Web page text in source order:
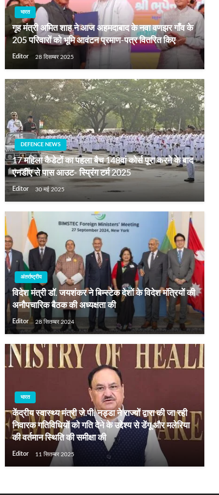
भारत
गृह मंत्री अमित शाह ने आज अहमदाबाद के नवा वणझर गाँव के
205 परिवारों को भूमि आवंटन प्रमाण-पत्र वितरित किए
Editor 28 दिसम्बर 2025
DEFENCE NEWS
17 महिला कैडेटों का पहला बैच 148वां कोर्स पूरा करने के बाद
एनडीए से पास आउट- स्प्रिंग टर्म 2025
Editor 30 मई 2025
अंतर्राष्ट्रीय
विदेश मंत्री डॉ. जयशंकर ने बिम्स्‍टेक देशों के विदेश मंत्रियों की
अनौपचारिक बैठक की अध्‍यक्षता की
Editor 28 सितम्बर 2024
भारत
केंद्रीय स्वास्थ्य मंत्री जे.पी. नड्डा ने राज्यों द्वारा की जा रही
निवारक गतिविधियों को गति देने के उद्देश्य से डेंगू और मलेरिया
की वर्तमान स्थिति की समीक्षा की
Editor 11 सितम्बर 2025